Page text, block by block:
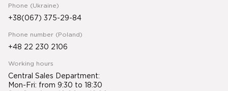
Phone (Ukraine)
+38(067) 375-29-84
Phone number (Poland)
+48 22 230 2106
Working hours
Central Sales Department:
Mon-Fri: from 9:30 to 18:30